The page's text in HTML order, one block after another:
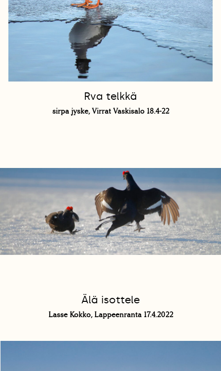
Rva telkkä
sirpa jyske, Virrat Vaskisalo 18.4-22
Älä isottele
Lasse Kokko, Lappeenranta 17.4.2022